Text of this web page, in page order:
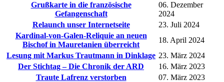
Grußkarte in die französische
Gefangenschaft
06. Dezember
2024
Relaunch unser Internetseite
23. Juli 2024
Kardinal-von-Galen-Reliquie an neuen
Bischof in Mauretanien überreicht
18. April 2024
Lesung mit Markus Trautmann in Dinklage 23. März 2024
Der Stichtag – Die Chronik der ARD
16. März 2023
Traute Lafrenz verstorben
07. März 2023